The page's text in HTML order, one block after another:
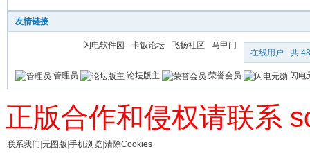
友情链接
闪电软件园 卡饭论坛 飞扬社区 马甲门
在线用户 - 共
管理员 论坛版主 荣誉会员 闪电
正版合作和侵权请联系
联系我们 无图版 手机浏览 清除Cookies